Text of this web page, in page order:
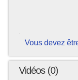
Vous devez
Vidéos (0)